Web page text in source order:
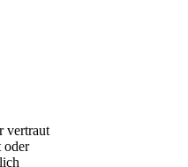
vertraut
oder